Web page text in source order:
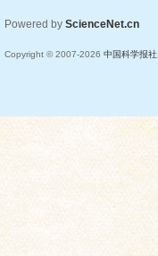
Powered by ScienceNet.cn
Copyright © 2007-2026 中国科学报社